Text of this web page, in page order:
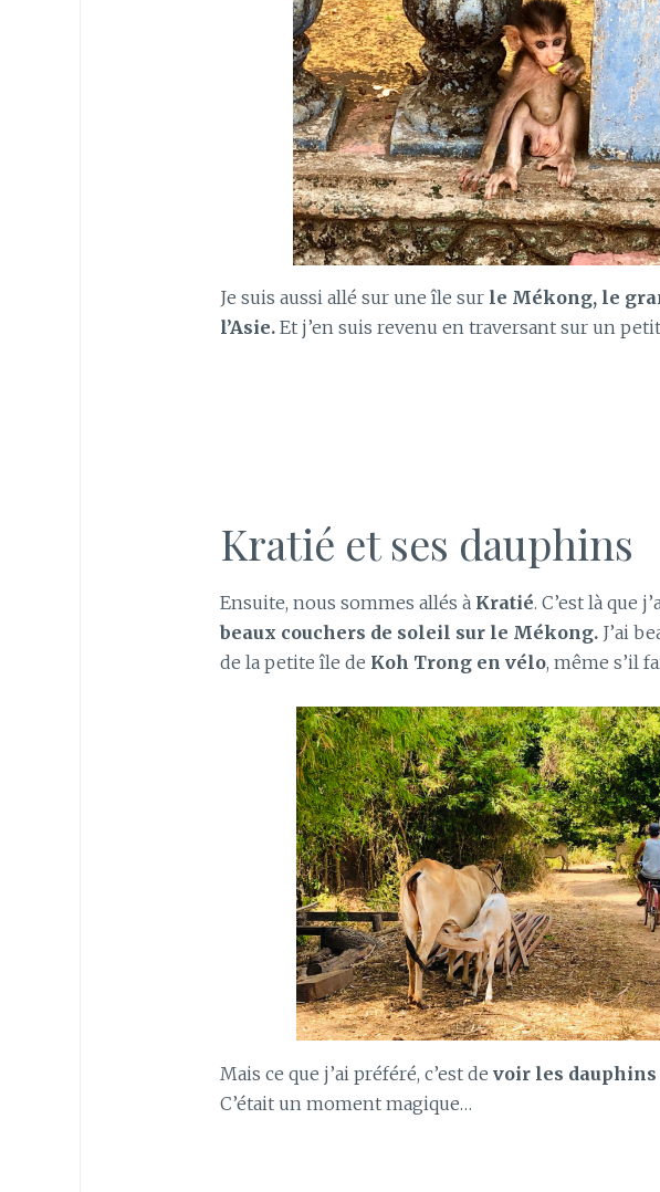
Je suis aussi allé sur une île sur le Mékong, le
l’Asie.Et j’en suis revenu en traversant sur un
Kratié et ses dauphins
Ensuite, nous sommes allés à Kratié. C’est là que
beaux couchers de soleil sur le Mékong.J’ai
de la petite île de Koh Trong en vélo, même s’il
Mais ce que j’ai préféré, c’est de voir les dauphins
C’était un moment magique…